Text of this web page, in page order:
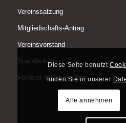
Vereinssatzung
Mitgliedschafts-Antrag
Vereinsvorstand
Spendenkonto
Förderer & Unterstützer
Diese Seite benutzt
finden Sie in unserer
Alle annehmen